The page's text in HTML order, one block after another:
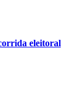
eleitoral